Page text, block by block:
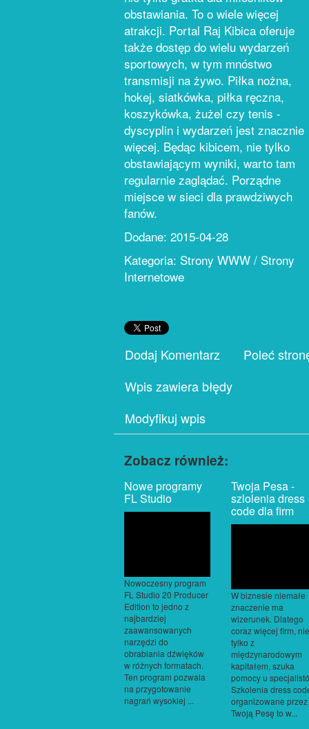
obstawiania. To o wiele więcej
atrakcji. Portal Raj Kibica oferuje
także dostęp do wielu wydarzeń
sportowych, w tym mnóstwo
transmisji na żywo. Piłka nożna,
hokej, siatkówka, piłka ręczna,
koszykówka, żużel czy tenis -
dyscyplin i wydarzeń jest znacznie
więcej. Będąc kibicem, nie tylko
obstawiającym wyniki, warto tam
regularnie zaglądać. Porządne
miejsce w sieci dla prawdziwych
fanów.
Dodane: 2015-04-28
Kategoria: Strony WWW / Strony
Internetowe
Dodaj Komentarz
Poleć
Wpis zawiera błędy
Modyfikuj wpis
Zobacz również:
Nowe programy
FL Studio
Nowoczesny program
FL Studio 20 Producer
Edition to jedno z
najbardziej
zaawansowanych
narzędzi do
obrabiania dźwięków
w różnych formatach.
Ten program pozwala
na przygotowanie
nagrań wysokiej ...
Twoja Pesa -
szlolenia dress
code dla firm
W biznesie niemałe
znaczenie ma
wizerunek. Dlatego
coraz więcej firm, nie
tylko z
międzynarodowym
kapitałem, szuka
pomocy u
Szkolenia dress
organizowane przez
Twoją Pesę to w...